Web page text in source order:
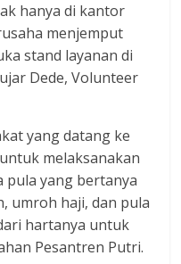
hanya di kantor
menjemput
stand layanan di
Dede, Volunteer
yang datang ke
melaksanakan
pula yang bertanya
umroh haji, dan pula
hartanya untuk
Pesantren Putri.